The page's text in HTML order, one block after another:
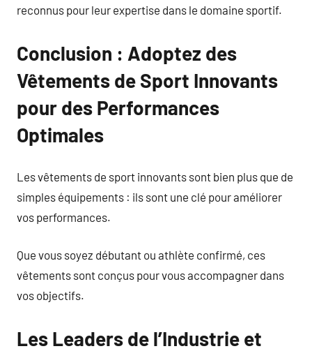
reconnus pour leur expertise dans le domaine sportif.
Conclusion : Adoptez des
Vêtements de Sport Innovants
pour des Performances
Optimales
Les vêtements de sport innovants sont bien plus que de
simples équipements : ils sont une clé pour améliorer
vos performances.
Que vous soyez débutant ou athlète confirmé, ces
vêtements sont conçus pour vous accompagner dans
vos objectifs.
Les Leaders de l’Industrie et